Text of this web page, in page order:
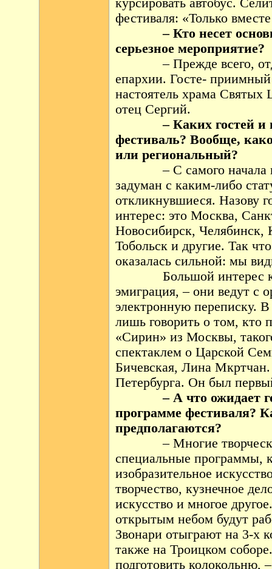
курсировать автобус.
фестиваля: «Только
– Кто несет
серьезное мероприятие?
– Прежде всего,
епархии. Госте-
настоятель храма Святых
отец Сергий.
– Каких гостей и
фестиваль? Вообще,
или региональный?
– С самого
задуман с каким-либо
откликнувшиеся. Назову
интерес: это Москва,
Новосибирск, Челябинск,
Тобольск и другие. Так
оказалась сильной: мы
Большой интерес
эмиграция, – они ведут с
электронную переписку.
лишь говорить о том, кто
«Сирин» из Москвы,
спектаклем о Царской
Бичевская, Лина
Петербурга. Он был
– А что ожидает
программе фестиваля?
предполагаются?
– Многие
специальные программы,
изобразительное
творчество, кузнечное
искусство и многое
открытым небом будут
Звонари отыграют на 3-х
также на Троицком
подготовить колокольню,